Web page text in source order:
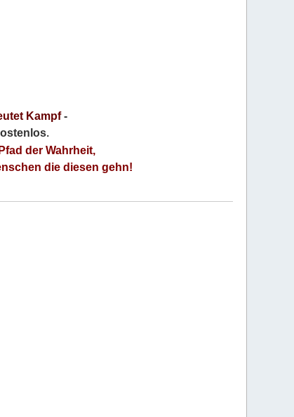
Kampf-
.
der Wahrheit,
die diesen gehn!